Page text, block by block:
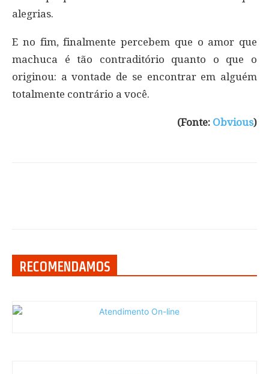
alegrias.
E no fim, finalmente percebem que o amor que
machuca é tão contraditório quanto o que o
originou: a vontade de se encontrar em alguém
totalmente contrário a você.
(Fonte: Obvious)
RECOMENDAMOS